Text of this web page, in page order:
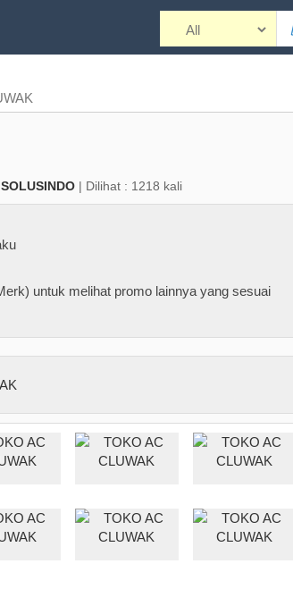
| Dilihat : 1218 kali
untuk melihat promo lainnya yang sesuai